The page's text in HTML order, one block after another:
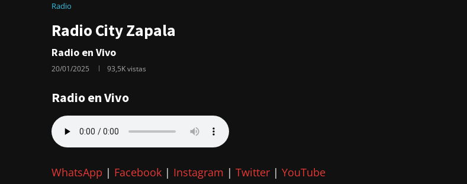
Radio
Radio City Zapala
Radio en Vivo
20/01/2025 93,5Kvistas
Radio en Vivo
WhatsApp | Facebook | Instagram | Twitter | YouTube